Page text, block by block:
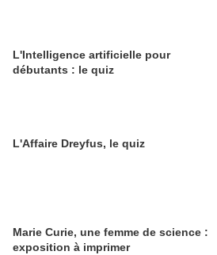
L'Intelligence artificielle pour
débutants : le quiz
L'Affaire Dreyfus, le quiz
Marie Curie, une femme de science :
exposition à imprimer